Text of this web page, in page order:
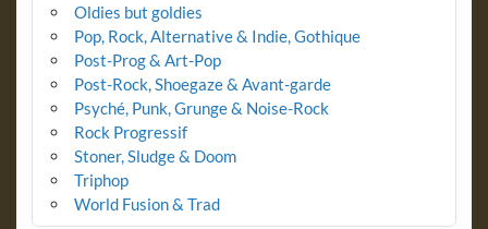
Oldies but goldies
Pop, Rock, Alternative & Indie, Gothique
Post-Prog & Art-Pop
Post-Rock, Shoegaze & Avant-garde
Psyché, Punk, Grunge & Noise-Rock
Rock Progressif
Stoner, Sludge & Doom
Triphop
World Fusion & Trad